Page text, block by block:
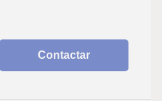
Contactar